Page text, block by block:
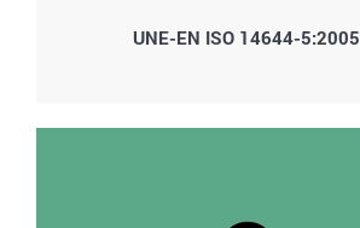
UNE-EN ISO 14644-5:2005